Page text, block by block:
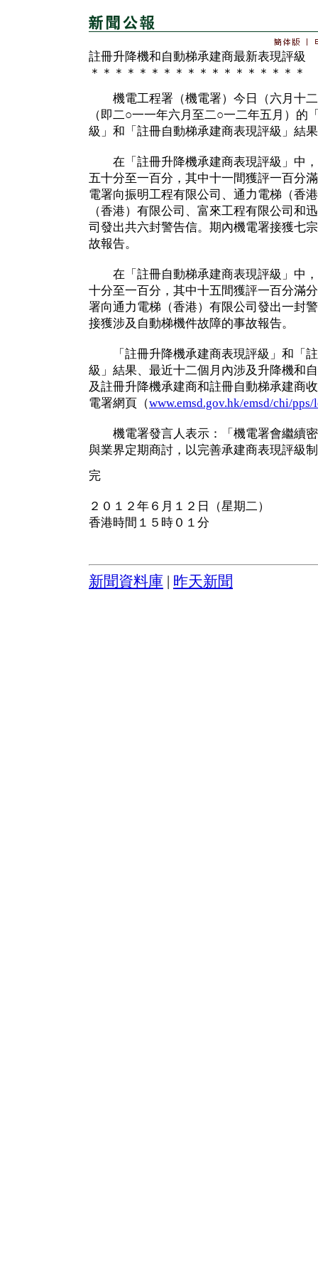
註冊升降機和自動梯承建商最新表現評級
＊＊＊＊＊＊＊＊＊＊＊＊＊＊＊＊＊＊
機電工程署（機電署）今日（六月十二
（即二○一一年六月至二○一二年五月）的
級」和「註冊自動梯承建商表現評級」結
在「註冊升降機承建商表現評級」中，
五十分至一百分，其中十一間獲評一百分
電署向振明工程有限公司、通力電梯（香
（香港）有限公司、富來工程有限公司和
司發出共六封警告信。期內機電署接獲七
故報告。
在「註冊自動梯承建商表現評級」中，
十分至一百分，其中十五間獲評一百分滿
署向通力電梯（香港）有限公司發出一封
接獲涉及自動梯機件故障的事故報告。
「註冊升降機承建商表現評級」和「註
級」結果、最近十二個月內涉及升降機和
及註冊升降機承建商和註冊自動梯承建商
電署網頁（www.emsd.gov.hk/emsd/chi/
機電署發言人表示：「機電署會繼續密
與業界定期商討，以完善承建商表現評級
完
２０１２年６月１２日（星期二）
香港時間１５時０１分
新聞資料庫 昨天新聞